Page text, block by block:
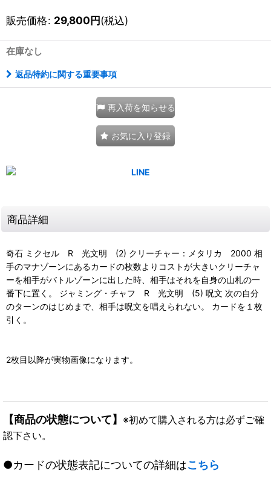
販売価格: 29,800円(税込)
在庫なし
返品特約に関する重要事項
再入荷を知らせる
お気に入り登録
商品詳細
奇石 ミクセル R 光文明 (2) クリーチャー：メタリカ 2000 相
手のマナゾーンにあるカードの枚数よりコストが大きいクリーチャ
ーを相手がバトルゾーンに出した時、相手はそれを自身の山札の一
番下に置く。 ジャミング・チャフ R 光文明 (5) 呪文 次の自分
のターンのはじめまで、相手は呪文を唱えられない。 カードを１枚
引く。
2枚目以降が実物画像になります。
【商品の状態について】 ※初めて購入される方は必ずご確
認下さい。
●カードの状態表記についての詳細はこちら